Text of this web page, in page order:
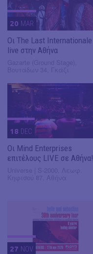
20 MAR
Οι The Last Internationale
live στην Αθήνα
18 DEC
Οι Mind Enterprises
επιτέλους LIVE σε Αθήνα!
27 NOV